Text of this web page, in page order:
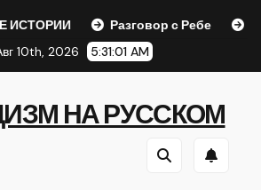
Разговор с Ребе
Шаар
10th, 2026
5:31:01 AM
НА РУССКОМ